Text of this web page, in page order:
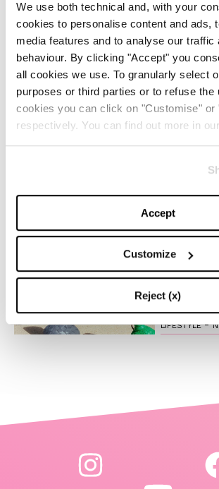
We use both technical and, with your
cookies to personalise content and ads,
media features and to analyse our
behaviour. By clicking "Accept" you
all cookies we use. To granularly select
purposes or third parties or to refuse the
cookies you can click on "Customise" or
respectively. You can find out more in
Accept
Customize
Reject (x)
LIFESTYLE
Il trend
beauty
magico
LIFESTYLE
Vuitton
Il fascino
timeless:
Bottega
LIFESTYLE-